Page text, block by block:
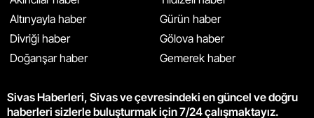
Altınyayla haber
Divriği haber
Doğanşar haber
Gürün haber
Gölova haber
Gemerek haber
Sivas Haberleri, Sivas ve çevresindeki en güncel ve doğru
haberleri sizlerle buluşturmak için 7/24 çalışmaktayız.